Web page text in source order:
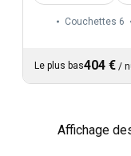
Couchettes 6
Le plus bas404 € /
Affichage